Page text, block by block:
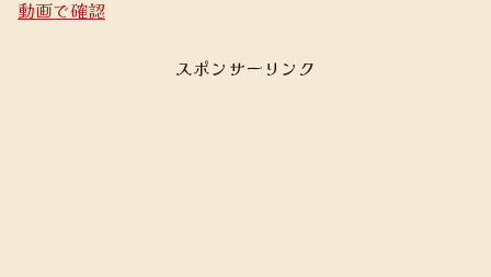
動画で確認
スポンサーリンク